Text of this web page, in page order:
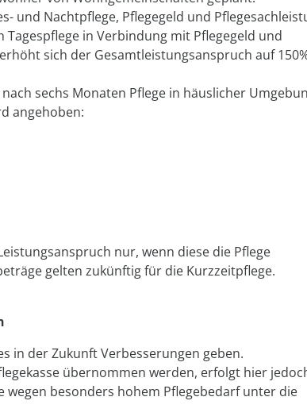
und Nachtpflege, Pflegegeld und
in Verbindung mit Pflegegeld und
sich der Gesamtleistungsanspruch auf
sechs Monaten Pflege in häuslicher
angehoben:
nur, wenn diese die Pflege
gelten zukünftig für die Kurzzeitpflege.
in der Zukunft Verbesserungen geben.
übernommen werden, erfolgt hier
wegen besonders hohem Pflegebedarf unter die